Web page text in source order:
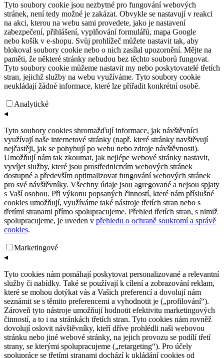
Tyto soubory cookie jsou nezbytné pro fungování webových
stránek, není tedy možné je zakázat. Obvykle se nastavují v reakci
na akci, kterou na webu sami provedete, jako je nastavení
zabezpečení, přihlášení, vyplňování formulářů, mapa Google
nebo košík v e-shopu. Svůj prohlížeč můžete nastavit tak, aby
blokoval soubory cookie nebo o nich zasílal upozornění. Mějte na
paměti, že některé stránky nebudou bez těchto souborů fungovat.
Tyto soubory cookie můžeme nastavit my nebo poskytovatelé třetích
stran, jejichž služby na webu využíváme. Tyto soubory cookie
neukládají žádné informace, které lze přiřadit konkrétní osobě.
Analytické
◂
Tyto soubory cookies shromažďují informace, jak návštěvníci
využívají naše internetové stránky (např. které stránky navštěvují
nejčastěji, jak se pohybují po webu nebo zdroje návštěvnosti).
Umožňují nám tak zkoumat, jak nejlépe webové stránky nastavit,
vyvíjet služby, které jsou prostřednictvím webových stránek
dostupné a především optimalizovat fungování webových stránek
pro své návštěvníky. Všechny údaje jsou agregované a nejsou spjaty
s Vaší osobou. Při výkonu popsaných činností, které nám příslušné
cookies umožňují, využíváme také nástroje třetích stran nebo s
třetími stranami přímo spolupracujeme. Přehled třetích stran, s nimiž
spolupracujeme, je uveden v přehledu o ochraně soukromí a správě
cookies.
Marketingové
◂
Tyto cookies nám pomáhají poskytovat personalizované a relevantní
služby či nabídky. Také se používají k cílení a zobrazování reklam,
které se mohou dotýkat vás a Vašich preferencí a dovolují nám
seznámit se s těmito preferencemi a vyhodnotit je („profilování“).
Zároveň tyto nástroje umožňují hodnotit efektivitu marketingových
činností, a to i na stránkách třetích stran. Tyto cookies nám rovněž
dovolují oslovit návštěvníky, kteří dříve prohlédli naši webovou
stránku nebo jiné webové stránky, na jejich provozu se podílí třetí
strany, se kterými spolupracujeme („retargeting“). Pro účely
spolupráce se třetími stranami dochází k ukládání cookies od